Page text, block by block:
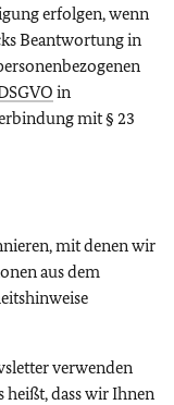
erfolgen, wenn
Beantwortung in
in
mit § 23
mit denen wir
aus dem
verwenden
heißt, dass wir Ihnen